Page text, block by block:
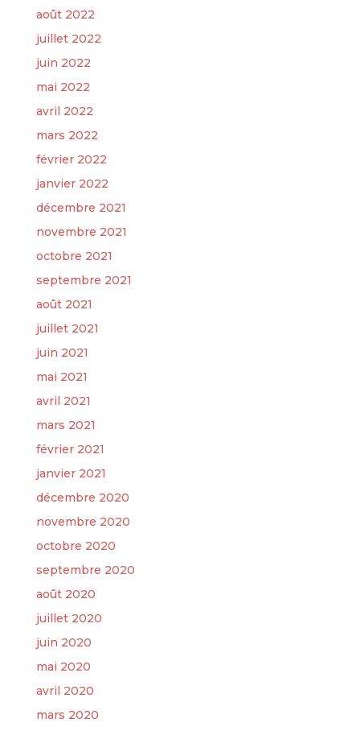
août 2022
juillet 2022
juin 2022
mai 2022
avril 2022
mars 2022
février 2022
janvier 2022
décembre 2021
novembre 2021
octobre 2021
septembre 2021
août 2021
juillet 2021
juin 2021
mai 2021
avril 2021
mars 2021
février 2021
janvier 2021
décembre 2020
novembre 2020
octobre 2020
septembre 2020
août 2020
juillet 2020
juin 2020
mai 2020
avril 2020
mars 2020